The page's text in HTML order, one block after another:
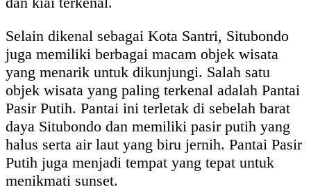
Selain dikenal sebagai Kota Santri, Situbondo
juga memiliki berbagai macam objek wisata
yang menarik untuk dikunjungi. Salah satu
objek wisata yang paling terkenal adalah Pantai
Pasir Putih. Pantai ini terletak di sebelah barat
daya Situbondo dan memiliki pasir putih yang
halus serta air laut yang biru jernih. Pantai Pasir
Putih juga menjadi tempat yang tepat untuk
menikmati sunset.